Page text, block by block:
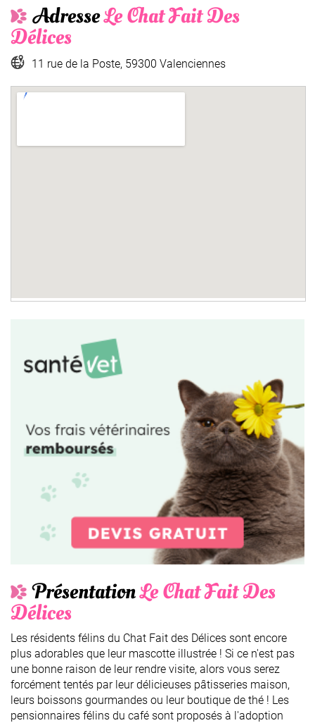
AdresseLe Chat Fait Des
Délices
11 rue de la Poste, 59300 Valenciennes
PrésentationLe Chat Fait Des
Délices
Les résidents félins du Chat Fait des Délices sont encore
plus adorables que leur mascotte illustrée ! Si ce n'est pas
une bonne raison de leur rendre visite, alors vous serez
forcément tentés par leur délicieuses pâtisseries maison,
leurs boissons gourmandes ou leur boutique de thé ! Les
pensionnaires félins du café sont proposés à l'adoption